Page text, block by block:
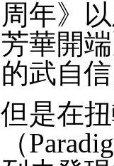
周年》
芳華開
的武自信
但是在
（